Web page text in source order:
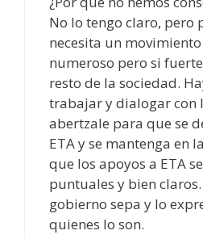
No lo tengo claro, pero
necesita un
numeroso pero si
resto de la sociedad.
trabajar y dialogar con
abertzale para que se
ETA y se mantenga en
que los apoyos a ETA
puntuales y bien
gobierno sepa y lo
quienes lo son.